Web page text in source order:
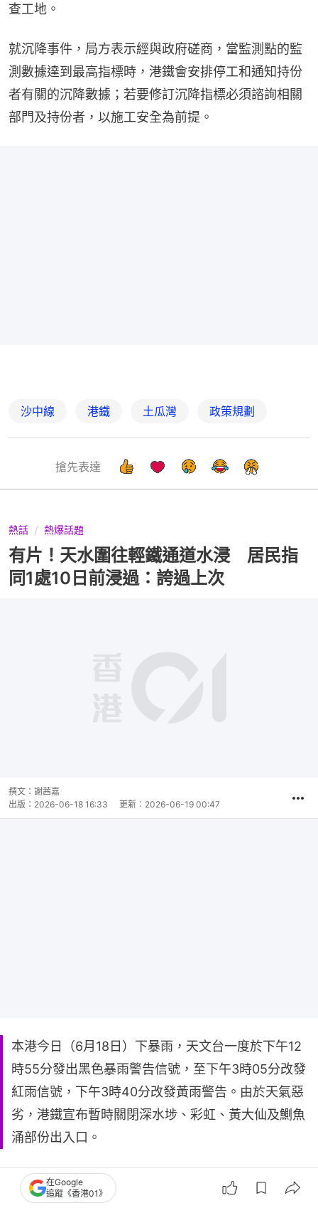
查工地。
就沉降事件，局方表示經與政府磋商，當監測點的監
測數據達到最高指標時，港鐵會安排停工和通知持份
者有關的沉降數據；若要修訂沉降指標必須諮詢相關
部門及持份者，以施工安全為前提。
沙中線 港鐵 土瓜灣 政策規劃
搶先表達
熱話 熱爆話題
有片！天水圍往輕鐵通道水浸 居民指
同1處10日前浸過：誇過上次
撰文： 謝茜嘉
出版： 2026-06-18 16:33 更新： 2026-06-19 00:47
本港今日（6月18日）下暴雨，天文台一度於下午12
時55分發出黑色暴雨警告信號，至下午3時05分改發
紅雨信號，下午3時40分改發黃雨警告。由於天氣惡
劣，港鐵宣布暫時關閉深水埗、彩虹、黃大仙及鰂魚
涌部份出入口。
在Google
追蹤《香港01》